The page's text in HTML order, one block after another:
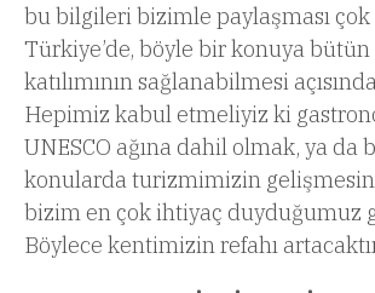
bu bilgileri bizimle paylaşması
Türkiye’de, böyle bir konuya bütün
katılımının sağlanabilmesi
Hepimiz kabul etmeliyiz ki
UNESCO ağına dahil olmak, ya da
konularda turizmimizin
bizim en çok ihtiyaç duyduğumuz
Böylece kentimizin refahı